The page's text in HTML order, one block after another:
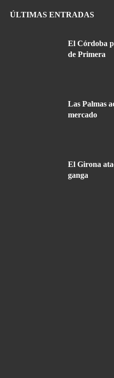
ÚLTIMAS ENTRADAS
El Córdoba
de Primera
Las Palmas
mercado
El Girona
ganga